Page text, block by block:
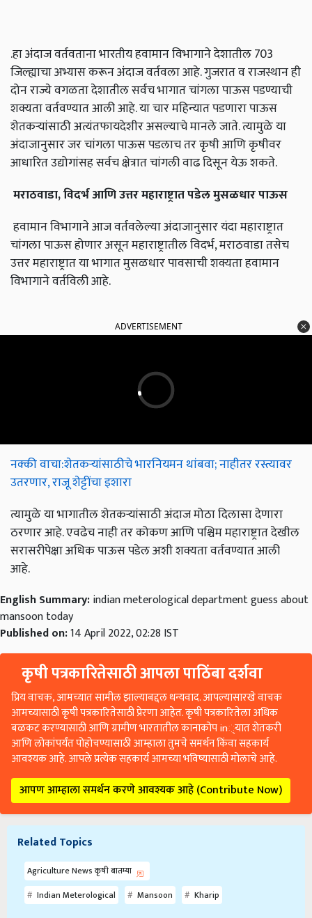
.हा अंदाज वर्तवताना भारतीय हवामान विभागाने देशातील 703
जिल्ह्याचा अभ्यास करून अंदाज वर्तवला आहे. गुजरात व राजस्थान ही
दोन राज्ये वगळता देशातील सर्वच भागात चांगला पाऊस पडण्याची
शक्यता वर्तवण्यात आली आहे. या चार महिन्यात पडणारा पाऊस
शेतकऱ्यांसाठी अत्यंतफायदेशीर असल्याचे मानले जाते. त्यामुळे या
अंदाजानुसार जर चांगला पाऊस पडलाच तर कृषी आणि कृषीवर
आधारित उद्योगांसह सर्वच क्षेत्रात चांगली वाढ दिसून येऊ शकते.
मराठवाडा,विदर्भआणिउत्तरमहाराष्ट्रातपडेलमुसळधारपाऊस
हवामान विभागाने आज वर्तवलेल्या अंदाजानुसार यंदा महाराष्ट्रात
चांगला पाऊस होणार असून महाराष्ट्रातील विदर्भ, मराठवाडा तसेच
उत्तर महाराष्ट्रात या भागात मुसळधार पावसाची शक्यता हवामान
विभागाने वर्तविली आहे.
नक्की वाचा:शेतकऱ्यांसाठीचे भारनियमन थांबवा; नाहीतर रस्त्यावर
उतरणार, राजू शेट्टींचा इशारा
ठरणार आहे. एवढेच नाही तर कोकण आणि पश्चिम महाराष्ट्रात देखील
सरासरीपेक्षा अधिक पाऊस पडेल अशी शक्यता वर्तवण्यात आली
आहे.
mansoon today
Published on:14 April 2022, 02:28 IST
कृषी पत्रकारितेसाठी आपला पाठिंबा दर्शवा
प्रिय वाचक, आमच्यात सामील झाल्याबद्दल धन्यवाद. आपल्यासारखे वाचक
आमच्यासाठी कृषी पत्रकारितेसाठी प्रेरणा आहेत. कृषी पत्रकारितेला अधिक
बळकट करण्यासाठी आणि ग्रामीण भारतातील कानाकोप in्यात शेतकरी
आणि लोकांपर्यंत पोहोचण्यासाठी आम्हाला तुमचे समर्थन किंवा सहकार्य
आवश्यक आहे. आपले प्रत्येक सहकार्य आमच्या भविष्यासाठी मोलाचे आहे.
आपण आम्हाला समर्थन करणे आवश्यक आहे (Contribute Now)
Indian Meterological
Mansoon